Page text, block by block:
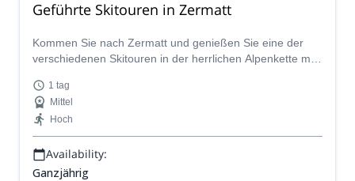
Geführte Skitouren in Zermatt
Kommen Sie nach Zermatt und genießen Sie eine der
verschiedenen Skitouren in der herrlichen Alpenkette mit
1 tag
Mittel
Hoch
Availability:
Ganzjährig